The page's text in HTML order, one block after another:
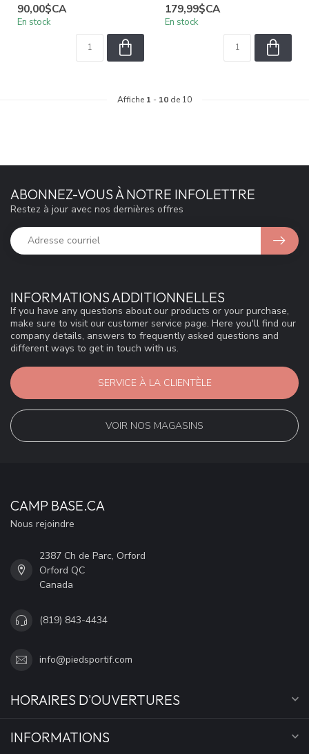
90,00$CA
En stock
179,99$CA
En stock
Affiche 1 - 10 de 10
INFORMATIONS ADDITIONNELLES
If you have any questions about our products or your purchase,
make sure to visit our customer service page. Here you'll find our
company details, answers to frequently asked questions and
different ways to get in touch with us.
SERVICE À LA CLIENTÈLE
VOIR NOS MAGASINS
ABONNEZ-VOUS À NOTRE INFOLETTRE
Restez à jour avec nos dernières offres
CAMP BASE.CA
Nous rejoindre
2387 Ch de Parc, Orford
Orford QC
Canada
(819) 843-4434
info@piedsportif.com
HORAIRES D'OUVERTURES
INFORMATIONS